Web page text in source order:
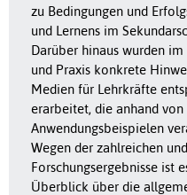
zu Bedingungen und
und Lernens im
Darüber hinaus wurden
und Praxis konkrete
Medien für Lehrkräfte
erarbeitet, die anhand von
Anwendungsbeispielen
Wegen der zahlreichen
Forschungsergebnisse ist
Überblick über die